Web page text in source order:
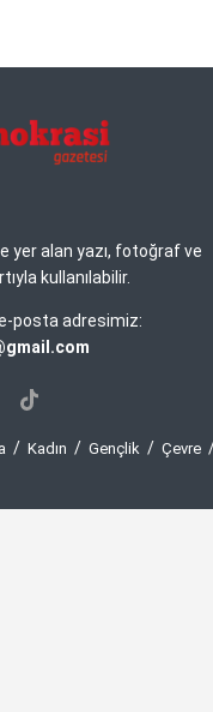
yer alan yazı, fotoğraf ve
kullanılabilir.
posta adresimiz:
Kadın Gençlik
Çevre